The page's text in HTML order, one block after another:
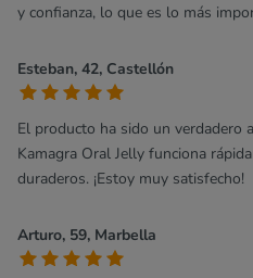
y confianza, lo que es lo más
Esteban, 42, Castellón
El producto ha sido un verdadero
Kamagra Oral Jelly funciona
duraderos. ¡Estoy muy satisfecho!
Arturo, 59, Marbella